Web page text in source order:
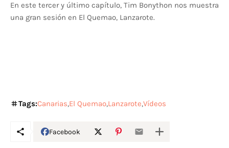
En este tercer y último capítulo, Tim Bonython nos muestra
una gran sesión en El Quemao, Lanzarote.
Tags:Canarias El Quemao Lanzarote Vídeos
Facebook